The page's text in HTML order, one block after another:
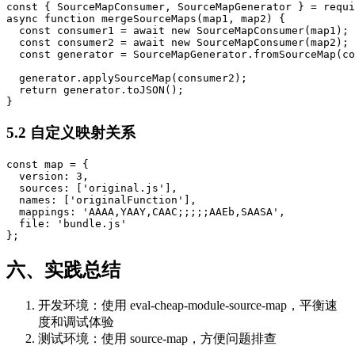
const { SourceMapConsumer, SourceMapGenerator } =
async function mergeSourceMaps(map1, map2) {
const consumer1 = await new SourceMapConsumer(map1);
const consumer2 = await new SourceMapConsumer(map2);
const generator =
generator.applySourceMap(consumer2);
return generator.toJSON();
}
5.2 自定义映射关系
const map = {
version: 3,
sources: ['original.js'],
names: ['originalFunction'],
mappings: 'AAAA,YAAY,CAAC;;;;;AAEb,SAASA',
file: 'bundle.js'
};
六、实践总结
开发环境：使用 eval-cheap-module-source-map ，平衡速
度和调试体验
测试环境：使用 source-map ，方便问题排查